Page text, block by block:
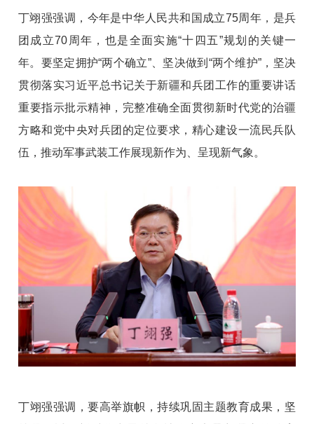
丁翊强强调，今年是中华人民共和国成立75周年，是兵
团成立70周年，也是全面实施“十四五”规划的关键一
年。要坚定拥护“两个确立”、坚决做到“两个维护”，坚决
贯彻落实习近平总书记关于新疆和兵团工作的重要讲话
重要指示批示精神，完整准确全面贯彻新时代党的治疆
方略和党中央对兵团的定位要求，精心建设一流民兵队
伍，推动军事武装工作展现新作为、呈现新气象。
丁翊强强调，要高举旗帜，持续巩固主题教育成果，坚